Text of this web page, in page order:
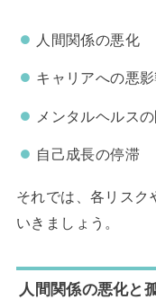
人間関係の悪化
キャリアへの悪
メンタルヘルス
自己成長の停滞
それでは、各リスク
いきましょう。
人間関係の悪化と